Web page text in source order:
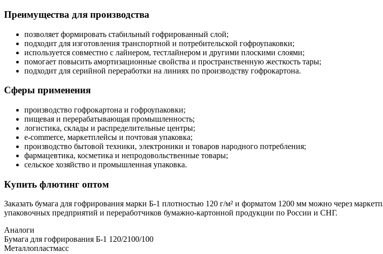
Преимущества для производства
позволяет формировать стабильный гофрированный слой;
подходит для изготовления транспортной и потребительской гофроупаковки;
используется совместно с лайнером, тестлайнером и другими плоскими слоями;
помогает повысить амортизационные свойства и пространственную жесткость тары;
подходит для серийной переработки на линиях по производству гофрокартона.
Сферы применения
производство гофрокартона и гофроупаковки;
пищевая и перерабатывающая промышленность;
логистика, склады и распределительные центры;
e-commerce, маркетплейсы и почтовая упаковка;
производство бытовой техники, электроники и товаров народного потребления;
фармацевтика, косметика и непродовольственные товары;
сельское хозяйство и промышленная упаковка.
Купить флютинг оптом
Заказать бумага для гофрирования марки Б-1 плотностью 120 г/м² и форматом 1200 мм можно через
упаковочных предприятий и переработчиков бумажно-картонной продукции по России и СНГ.
Аналоги
Бумага для гофрирования Б-1 120/2100/100
Металлопластмасс